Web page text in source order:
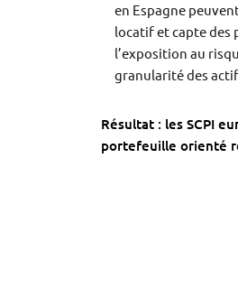
en Espagne
locatif et capte des
l’exposition au
granularité des
Résultat : les SCPI
portefeuille orienté